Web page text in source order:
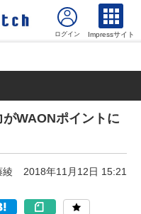
Impressサイト
WAONポイントに
綾 2018年11月12日 15:21